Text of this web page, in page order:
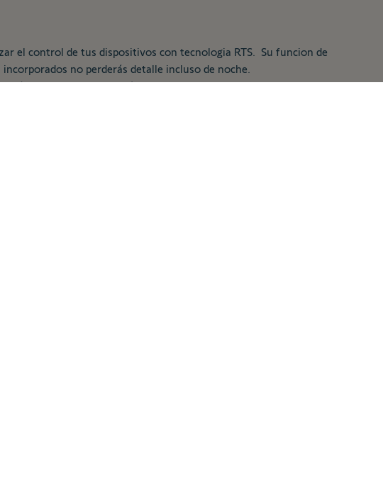
el control de tus dispositivos con tecnologia RTS. Su funcion de
no perderás detalle incluso de noche.
su doble configuración permite que se pueda instalar en una